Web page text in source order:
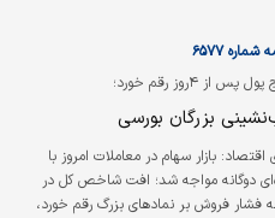
همزمان، ورود سرمایه‌های حقیقی و حفظ
معاملات خرد در سطوح بالا، از تداوم حضور
سرمایه‌گذاران در بازار سهام حکایت داشت.
پس از ۴روز رقم خورد؛
شماره ۶۵۷۷
بزرگان بورسی
اقتصاد: بازار سهام در معاملات امروز با
دوگانه مواجه شد؛ افت شاخص کل در
فشار فروش بر نمادهای بزرگ رقم خورد،